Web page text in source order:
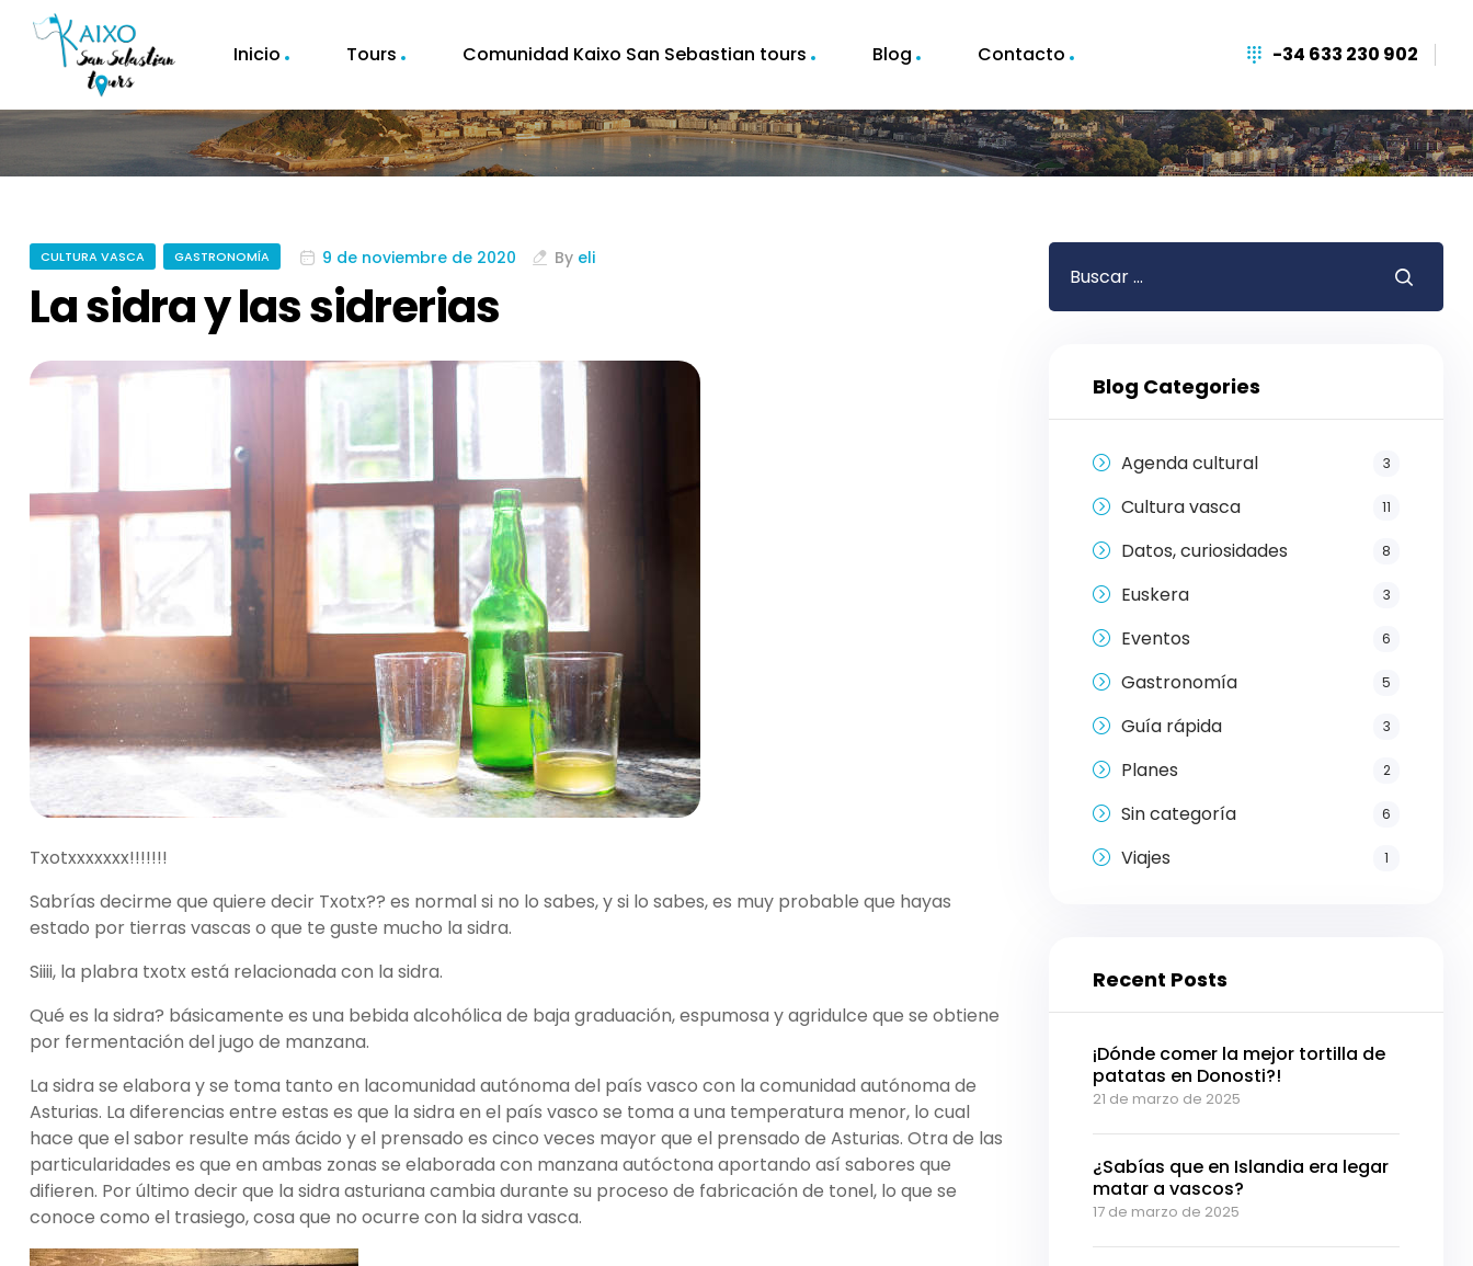
Inicio Tours Comunidad Kaixo San Sebastian tours Blog Contacto -34 633 230 902
CULTURA VASCA GASTRONOMÍA 9 de noviembre de 2020 By eli
La sidra y las sidrerias
Txotxxxxxxx!!!!!!!
Sabrías decirme que quiere decir Txotx?? es normal si no lo sabes, y si lo sabes, es muy probable que hayas
estado por tierras vascas o que te guste mucho la sidra.
Siiii, la plabra txotx está relacionada con la sidra.
Qué es la sidra? básicamente es una bebida alcohólica de baja graduación, espumosa y agridulce que se obtiene
por fermentación del jugo de manzana.
La sidra se elabora y se toma tanto en lacomunidad autónoma del país vasco con la comunidad autónoma de
Asturias. La diferencias entre estas es que la sidra en el país vasco se toma a una temperatura menor, lo cual
hace que el sabor resulte más ácido y el prensado es cinco veces mayor que el prensado de Asturias. Otra de las
particularidades es que en ambas zonas se elaborada con manzana autóctona aportando así sabores que
difieren. Por último decir que la sidra asturiana cambia durante su proceso de fabricación de tonel, lo que se
conoce como el trasiego, cosa que no ocurre con la sidra vasca.
Blog Categories
Agenda cultural 3
Cultura vasca 11
Datos, curiosidades 8
Euskera 3
Eventos 6
Gastronomía 5
Guía rápida 3
Planes 2
Sin categoría 6
Viajes 1
Recent Posts
¡Dónde comer la mejor tortilla de
patatas en Donosti?!
21 de marzo de 2025
¿Sabías que en Islandia era legar
matar a vascos?
17 de marzo de 2025